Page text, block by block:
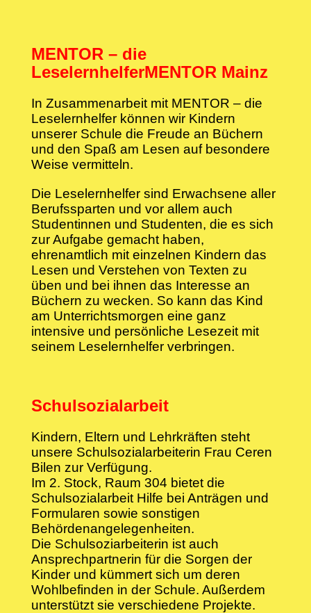
MENTOR – die
LeselernhelferMENTOR Mainz
In Zusammenarbeit mit MENTOR – die
Leselernhelfer können wir Kindern
unserer Schule die Freude an Büchern
und den Spaß am Lesen auf besondere
Weise vermitteln.
Die Leselernhelfer sind Erwachsene aller
Berufssparten und vor allem auch
Studentinnen und Studenten, die es sich
zur Aufgabe gemacht haben,
ehrenamtlich mit einzelnen Kindern das
Lesen und Verstehen von Texten zu
üben und bei ihnen das Interesse an
Büchern zu wecken. So kann das Kind
am Unterrichtsmorgen eine ganz
intensive und persönliche Lesezeit mit
seinem Leselernhelfer verbringen.
Schulsozialarbeit
Kindern, Eltern und Lehrkräften steht
unsere Schulsozialarbeiterin Frau Ceren
Bilen zur Verfügung.
Im 2. Stock, Raum 304 bietet die
Schulsozialarbeit Hilfe bei Anträgen und
Formularen sowie sonstigen
Behördenangelegenheiten.
Die Schulsoziarbeiterin ist auch
Ansprechpartnerin für die Sorgen der
Kinder und kümmert sich um deren
Wohlbefinden in der Schule. Außerdem
unterstützt sie verschiedene Projekte.